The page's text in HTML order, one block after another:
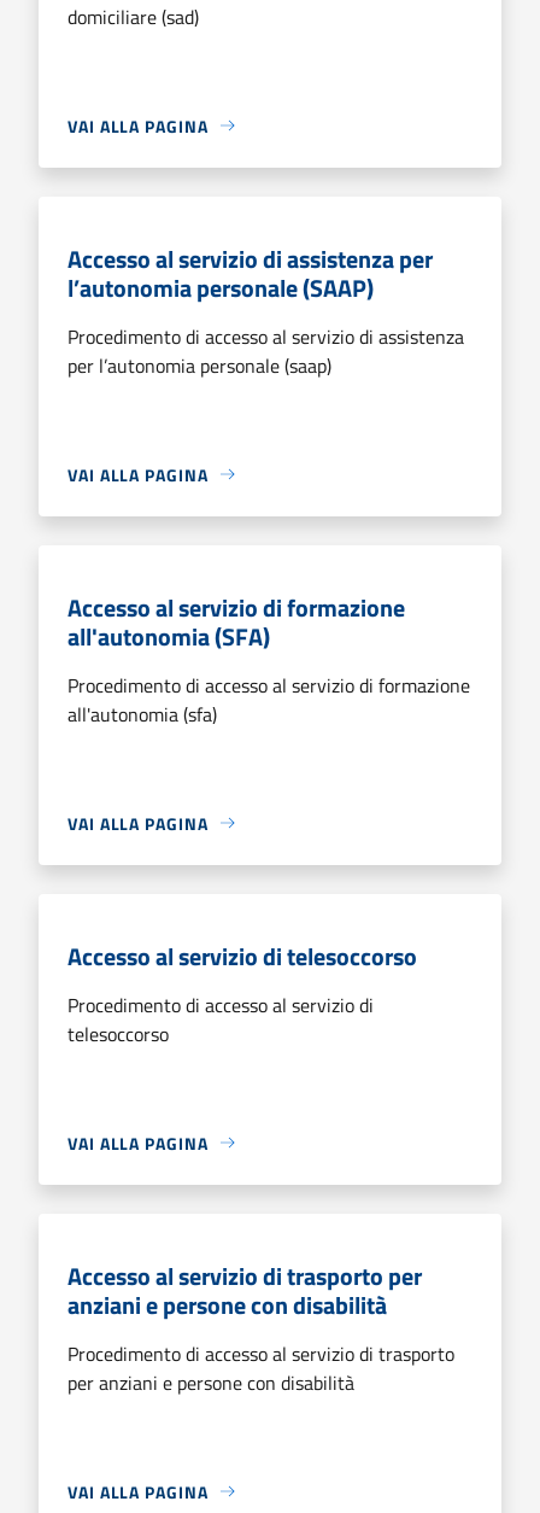
domiciliare (sad)
VAI ALLA PAGINA
Accesso al servizio di assistenza per
l’autonomia personale (SAAP)
Procedimento di accesso al servizio di assistenza
per l’autonomia personale (saap)
VAI ALLA PAGINA
Accesso al servizio di formazione
all'autonomia (SFA)
Procedimento di accesso al servizio di formazione
all'autonomia (sfa)
VAI ALLA PAGINA
Accesso al servizio di telesoccorso
Procedimento di accesso al servizio di
telesoccorso
VAI ALLA PAGINA
Accesso al servizio di trasporto per
anziani e persone con disabilità
Procedimento di accesso al servizio di trasporto
per anziani e persone con disabilità
VAI ALLA PAGINA